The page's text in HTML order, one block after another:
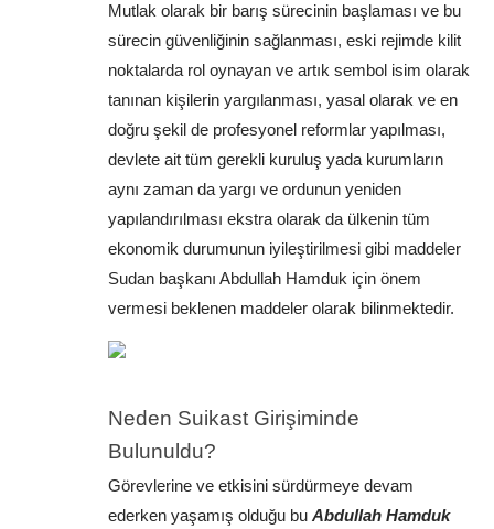
Mutlak olarak bir barış sürecinin başlaması ve bu
sürecin güvenliğinin sağlanması, eski rejimde kilit
noktalarda rol oynayan ve artık sembol isim olarak
tanınan kişilerin yargılanması, yasal olarak ve en
doğru şekil de profesyonel reformlar yapılması,
devlete ait tüm gerekli kuruluş yada kurumların
aynı zaman da yargı ve ordunun yeniden
yapılandırılması ekstra olarak da ülkenin tüm
ekonomik durumunun iyileştirilmesi gibi maddeler
Sudan başkanı Abdullah Hamduk için önem
vermesi beklenen maddeler olarak bilinmektedir.
Neden Suikast Girişiminde
Bulunuldu?
Görevlerine ve etkisini sürdürmeye devam
ederken yaşamış olduğu bu Abdullah Hamduk